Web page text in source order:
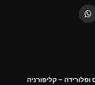
WhatsApp
– קליפורניה